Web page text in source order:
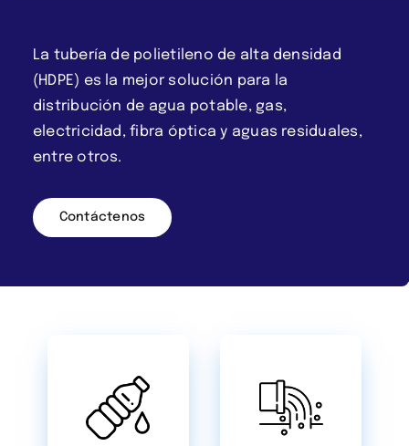
La tubería de polietileno de alta densidad
(HDPE) es la mejor solución para la
distribución de agua potable, gas,
electricidad, fibra óptica y aguas residuales,
entre otros.
Contáctenos